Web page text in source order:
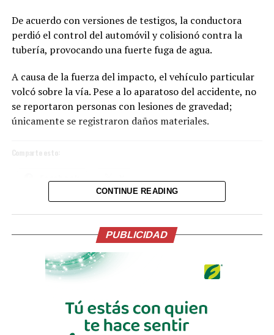
La ceremonia, incluyó una oración y reflexión que
acompañaron el inicio de esta nueva etapa de gobierno.
En su intervención, el Presidente de la Espriella, hizo
importantes anuncios en materia económica, salud,
lucha contra la corrupción, el servicio público y la
seguridad.
La participación del Vicepresidente Ulloa en este
histórico acto reafirma los lazos de amistad y
cooperación entre El Salvador y Colombia, así como la
De acuerdo con versiones de testigos, la conductora
perdió el control del automóvil y colisionó contra la
tubería, provocando una fuerte fuga de agua.
A causa de la fuerza del impacto, el vehículo particular
volcó sobre la vía. Pese a lo aparatoso del accidente, no
se reportaron personas con lesiones de gravedad;
únicamente se registraron daños materiales.
Comparte esto:
Me gusta esto:
CONTINUE READING
PUBLICIDAD